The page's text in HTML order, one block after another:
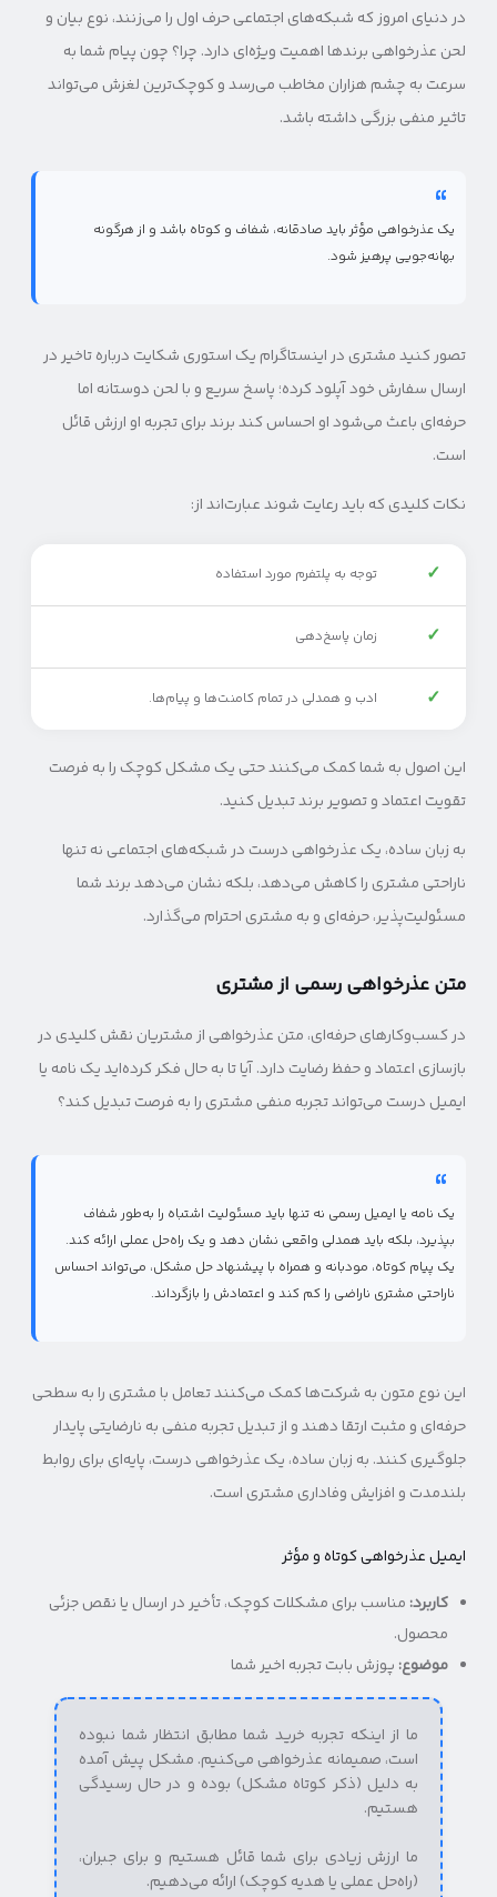
در دنیای امروز که شبکه‌های اجتماعی حرف اول را می‌زنند، نوع بیان و
لحن عذرخواهی برندها اهمیت ویژه‌ای دارد. چرا؟ چون پیام شما به
سرعت به چشم هزاران مخاطب می‌رسد و کوچک‌ترین لغزش می‌تواند
تاثیر منفی بزرگی داشته باشد.
یک عذرخواهی مؤثر باید صادقانه، شفاف و کوتاه باشد و از هرگونه
بهانه‌جویی پرهیز شود.
تصور کنید مشتری در اینستاگرام یک استوری شکایت درباره تاخیر در
ارسال سفارش خود آپلود کرده؛ پاسخ سریع و با لحن دوستانه اما
حرفه‌ای باعث می‌شود او احساس کند برند برای تجربه او ارزش قائل
است.
نکات کلیدی که باید رعایت شوند عبارت‌اند از:
✓ توجه به پلتفرم مورد استفاده
✓ زمان پاسخ‌دهی
✓ ادب و همدلی در تمام کامنت‌ها و پیام‌ها.
این اصول به شما کمک می‌کنند حتی یک مشکل کوچک را به فرصت
تقویت اعتماد و تصویر برند تبدیل کنید.
به زبان ساده، یک عذرخواهی درست در شبکه‌های اجتماعی نه تنها
ناراحتی مشتری را کاهش می‌دهد، بلکه نشان می‌دهد برند شما
مسئولیت‌پذیر، حرفه‌ای و به مشتری احترام می‌گذارد.
متن عذرخواهی رسمی از مشتری
در کسب‌وکارهای حرفه‌ای، متن عذرخواهی از مشتریان نقش کلیدی در
بازسازی اعتماد و حفظ رضایت دارد. آیا تا به حال فکر کرده‌اید یک نامه یا
ایمیل درست می‌تواند تجربه منفی مشتری را به فرصت تبدیل کند؟
یک نامه یا ایمیل رسمی نه تنها باید مسئولیت اشتباه را به‌طور شفاف
بپذیرد، بلکه باید همدلی واقعی نشان دهد و یک راه‌حل عملی ارائه کند.
یک پیام کوتاه، مودبانه و همراه با پیشنهاد حل مشکل، می‌تواند احساس
ناراحتی مشتری ناراضی را کم کند و اعتمادش را بازگرداند.
این نوع متون به شرکت‌ها کمک می‌کنند تعامل با مشتری را به سطحی
حرفه‌ای و مثبت ارتقا دهند و از تبدیل تجربه منفی به نارضایتی پایدار
جلوگیری کنند. به زبان ساده، یک عذرخواهی درست، پایه‌ای برای روابط
بلندمدت و افزایش وفاداری مشتری است.
ایمیل عذرخواهی کوتاه و مؤثر
کاربرد: مناسب برای مشکلات کوچک، تأخیر در ارسال یا نقص جزئی
محصول.
موضوع: پوزش بابت تجربه اخیر شما
ما از اینکه تجربه خرید شما مطابق انتظار شما نبوده
است، صمیمانه عذرخواهی می‌کنیم. مشکل پیش آمده
به دلیل (ذکر کوتاه مشکل) بوده و در حال رسیدگی
هستیم.
ما ارزش زیادی برای شما قائل هستیم و برای جبران،
(راه‌حل عملی یا هدیه کوچک) ارائه می‌دهیم.